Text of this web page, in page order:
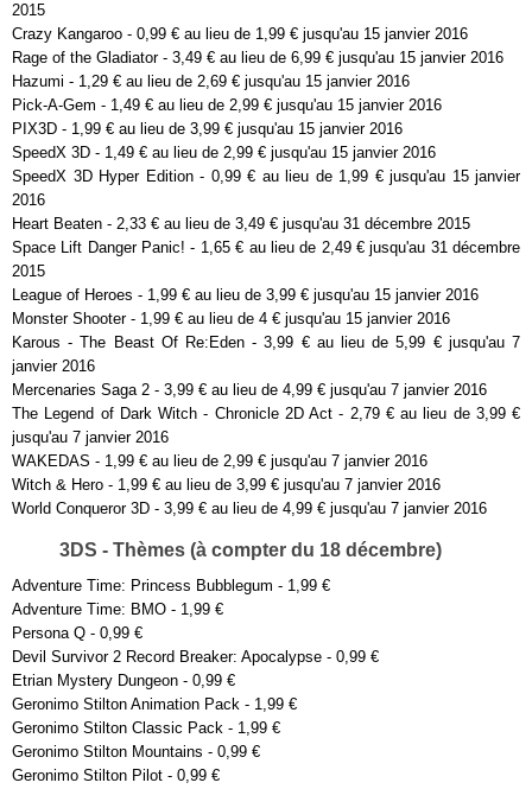
2015
Crazy Kangaroo - 0,99 € au lieu de 1,99 € jusqu'au 15 janvier 2016
Rage of the Gladiator - 3,49 € au lieu de 6,99 € jusqu'au 15 janvier 2016
Hazumi - 1,29 € au lieu de 2,69 € jusqu'au 15 janvier 2016
Pick-A-Gem - 1,49 € au lieu de 2,99 € jusqu'au 15 janvier 2016
PIX3D - 1,99 € au lieu de 3,99 € jusqu'au 15 janvier 2016
SpeedX 3D - 1,49 € au lieu de 2,99 € jusqu'au 15 janvier 2016
SpeedX 3D Hyper Edition - 0,99 € au lieu de 1,99 € jusqu'au 15 janvier
2016
Heart Beaten - 2,33 € au lieu de 3,49 € jusqu'au 31 décembre 2015
Space Lift Danger Panic! - 1,65 € au lieu de 2,49 € jusqu'au 31 décembre
2015
League of Heroes - 1,99 € au lieu de 3,99 € jusqu'au 15 janvier 2016
Monster Shooter - 1,99 € au lieu de 4 € jusqu'au 15 janvier 2016
Karous - The Beast Of Re:Eden - 3,99 € au lieu de 5,99 € jusqu'au 7
janvier 2016
Mercenaries Saga 2 - 3,99 € au lieu de 4,99 € jusqu'au 7 janvier 2016
The Legend of Dark Witch - Chronicle 2D Act - 2,79 € au lieu de 3,99 €
jusqu'au 7 janvier 2016
WAKEDAS - 1,99 € au lieu de 2,99 € jusqu'au 7 janvier 2016
Witch & Hero - 1,99 € au lieu de 3,99 € jusqu'au 7 janvier 2016
World Conqueror 3D - 3,99 € au lieu de 4,99 € jusqu'au 7 janvier 2016
3DS - Thèmes (à compter du 18 décembre)
Adventure Time: Princess Bubblegum - 1,99 €
Adventure Time: BMO - 1,99 €
Persona Q - 0,99 €
Devil Survivor 2 Record Breaker: Apocalypse - 0,99 €
Etrian Mystery Dungeon - 0,99 €
Geronimo Stilton Animation Pack - 1,99 €
Geronimo Stilton Classic Pack - 1,99 €
Geronimo Stilton Mountains - 0,99 €
Geronimo Stilton Pilot - 0,99 €